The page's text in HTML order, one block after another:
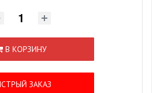
В КОРЗИНУ
ЗАКАЗ